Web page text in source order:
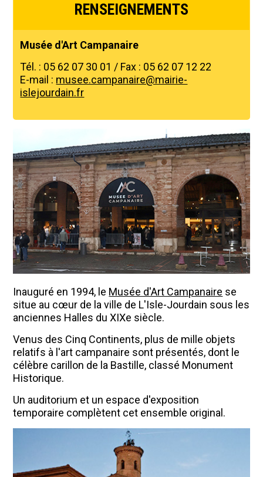
RENSEIGNEMENTS
Musée d'Art Campanaire
Tél. : 05 62 07 30 01 / Fax : 05 62 07 12 22
E-mail : musee.campanaire@mairie-
islejourdain.fr
Inauguré en 1994, le Musée d'Art Campanaire se
situe au cœur de la ville de L'Isle-Jourdain sous les
anciennes Halles du XIXe siècle.
Venus des Cinq Continents, plus de mille objets
relatifs à l'art campanaire sont présentés, dont le
célèbre carillon de la Bastille, classé Monument
Historique.
Un auditorium et un espace d'exposition
temporaire complètent cet ensemble original.